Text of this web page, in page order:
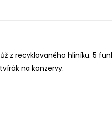
z recyklovaného hliníku. 5
na konzervy.